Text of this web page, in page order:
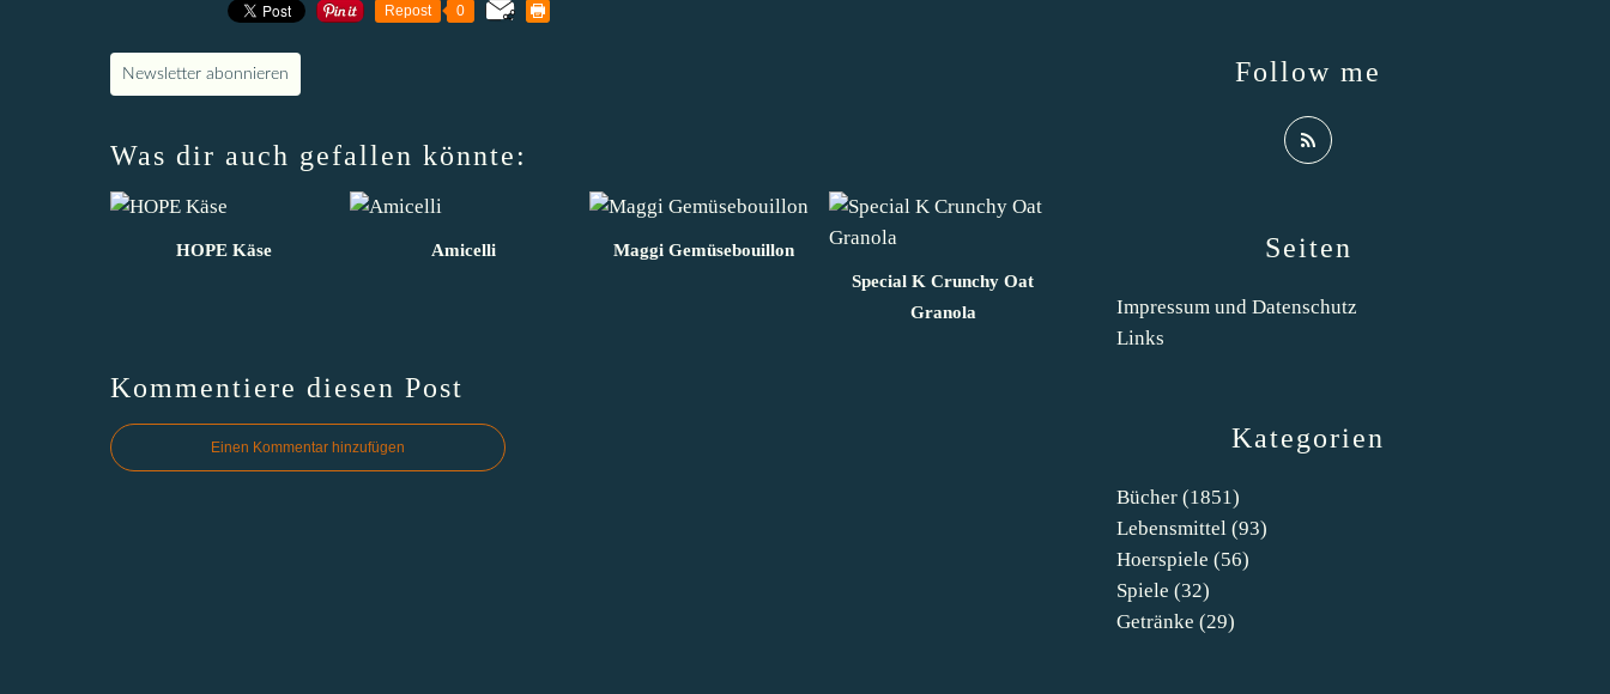
Repost 0
Newsletter abonnieren
Was dir auch gefallen könnte:
HOPE Käse Amicelli
Maggi Gemüsebouillon
Special K Crunchy Oat
Granola
Kommentiere diesen Post
Einen Kommentar hinzufügen Kategorien
Bücher (1851)
Lebensmittel (93)
Hoerspiele (56)
Spiele (32)
Getränke (29)
Seiten
Impressum und Datenschutz
Links
Follow me